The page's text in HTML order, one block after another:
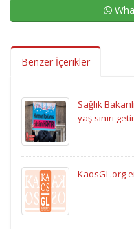
Benzer İçerikler
Sağlık
yaş sınırı
KaosGL.org